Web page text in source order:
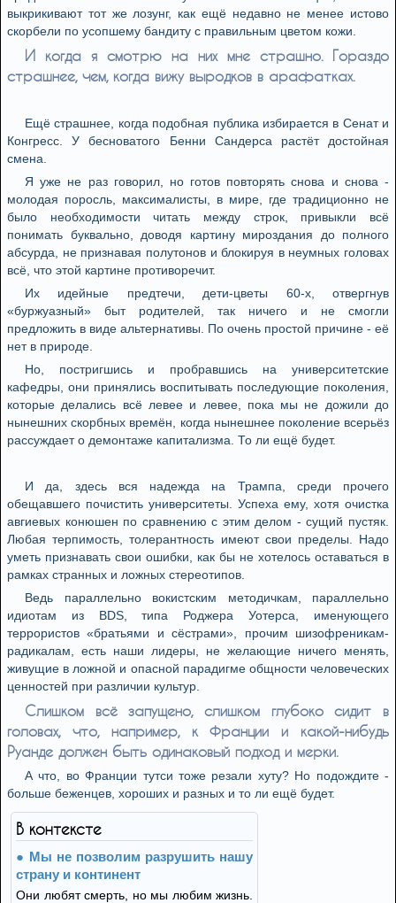
выкрикивают тот же лозунг, как ещё недавно не менее истово
скорбели по усопшему бандиту с правильным цветом кожи.
И когда я смотрю на них мне страшно. Гораздо
страшнее, чем, когда вижу выродков в арафатках.
Ещё страшнее, когда подобная публика избирается в Сенат и
Конгресс. У бесноватого Бенни Сандерса растёт достойная
смена.
Я уже не раз говорил, но готов повторять снова и снова -
молодая поросль, максималисты, в мире, где традиционно не
было необходимости читать между строк, привыкли всё
понимать буквально, доводя картину мироздания до полного
абсурда, не признавая полутонов и блокируя в неумных головах
всё, что этой картине противоречит.
Их идейные предтечи, дети-цветы 60-х, отвергнув
«буржуазный» быт родителей, так ничего и не смогли
предложить в виде альтернативы. По очень простой причине - её
нет в природе.
Но, постригшись и пробравшись на университетские
кафедры, они принялись воспитывать последующие поколения,
которые делались всё левее и левее, пока мы не дожили до
нынешних скорбных времён, когда нынешнее поколение всерьёз
рассуждает о демонтаже капитализма. То ли ещё будет.
И да, здесь вся надежда на Трампа, среди прочего
обещавшего почистить университеты. Успеха ему, хотя очистка
авгиевых конюшен по сравнению с этим делом - сущий пустяк.
Любая терпимость, толерантность имеют свои пределы. Надо
уметь признавать свои ошибки, как бы не хотелось оставаться в
рамках странных и ложных стереотипов.
Ведь параллельно вокистским методичкам, параллельно
идиотам из BDS, типа Роджера Уотерса, именующего
террористов «братьями и сёстрами», прочим шизофреникам-
радикалам, есть наши лидеры, не желающие ничего менять,
живущие в ложной и опасной парадигме общности человеческих
ценностей при различии культур.
Слишком всё запущено, слишком глубоко сидит в
головах, что, например, к Франции и какой-нибудь
Руанде должен быть одинаковый подход и мерки.
А что, во Франции тутси тоже резали хуту? Но подождите -
больше беженцев, хороших и разных и то ли ещё будет.
В контексте
Мы не позволим разрушить нашу
страну и континент
Они любят смерть, но мы любим жизнь.